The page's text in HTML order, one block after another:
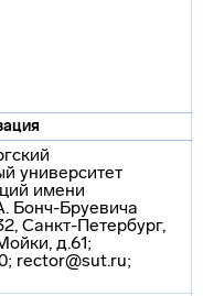
университет
имени
Бонч-Бруевича
Санкт-Петербург,
д.61;
rector@sut.ru;